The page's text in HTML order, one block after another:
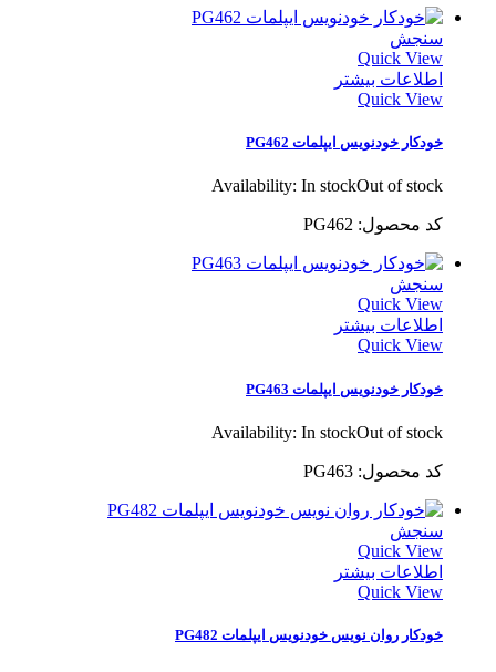
سنجش
Quick View
اطلاعات بیشتر
Quick View
خودکار خودنویس ایپلمات PG462
Availability: In stockOut of stock
کد محصول: PG462
سنجش
Quick View
اطلاعات بیشتر
Quick View
خودکار خودنویس ایپلمات PG463
Availability: In stockOut of stock
کد محصول: PG463
سنجش
Quick View
اطلاعات بیشتر
Quick View
خودکار روان نویس خودنویس ایپلمات PG482